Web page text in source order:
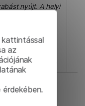
kattintással
az
nyújt. A helyi
egyediek. A
a szerződés
alatt ingyenes.